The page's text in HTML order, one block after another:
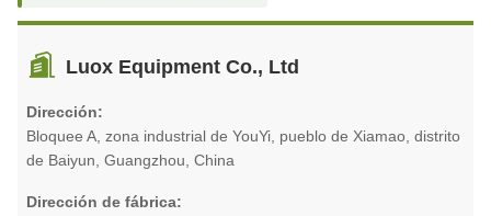
Luox Equipment Co., Ltd
Dirección:
Bloquee A, zona industrial de YouYi, pueblo de Xiamao, distrito
de Baiyun, Guangzhou, China
Dirección de fábrica: